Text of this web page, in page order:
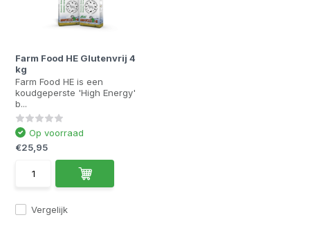
Farm Food HE Glutenvrij 4
kg
Farm Food HE is een
koudgeperste 'High Energy'
b...
Vergelijk
Op voorraad
€25,95